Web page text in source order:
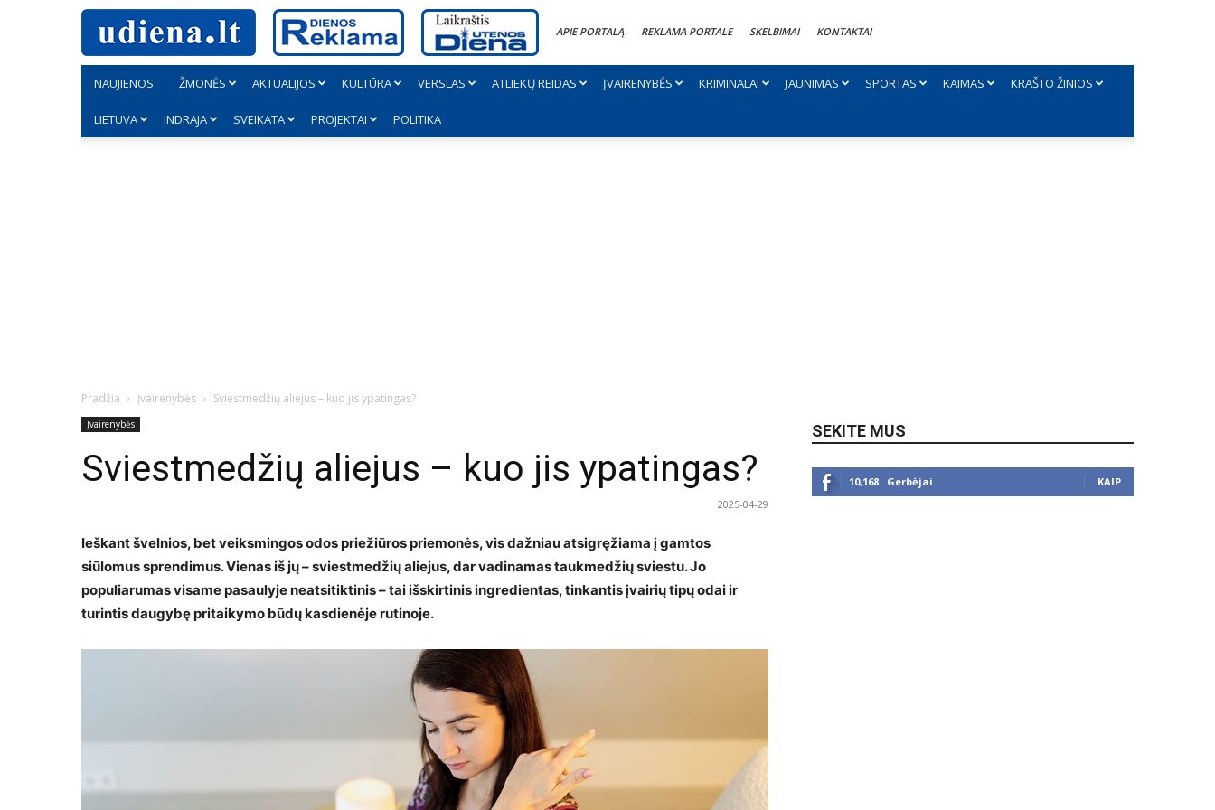
APIE PORTALĄ REKLAMA PORTALE SKELBIMAI KONTAKTAI
NAUJIENOS ŽMONĖS AKTUALIJOS KULTŪRA VERSLAS ATLIEKŲ REIDAS ĮVAIRENYBĖS KRIMINALAI JAUNIMAS SPORTAS KAIMAS KRAŠTO ŽINIOS
LIETUVA INDRAJA SVEIKATA PROJEKTAI POLITIKA
Pradžia Įvairenybės Sviestmedžių aliejus – kuo jis ypatingas?
Įvairenybės
Sviestmedžių aliejus – kuo jis ypatingas?
2025-04-29
Ieškant švelnios, bet veiksmingos odos priežiūros priemonės, vis dažniau atsigręžiama į gamtos
siūlomus sprendimus. Vienas iš jų – sviestmedžių aliejus, dar vadinamas taukmedžių sviestu. Jo
populiarumas visame pasaulyje neatsitiktinis – tai išskirtinis ingredientas, tinkantis įvairių tipų odai ir
turintis daugybę pritaikymo būdų kasdienėje rutinoje.
SEKITE MUS
10,168 Gerbėjai KAIP